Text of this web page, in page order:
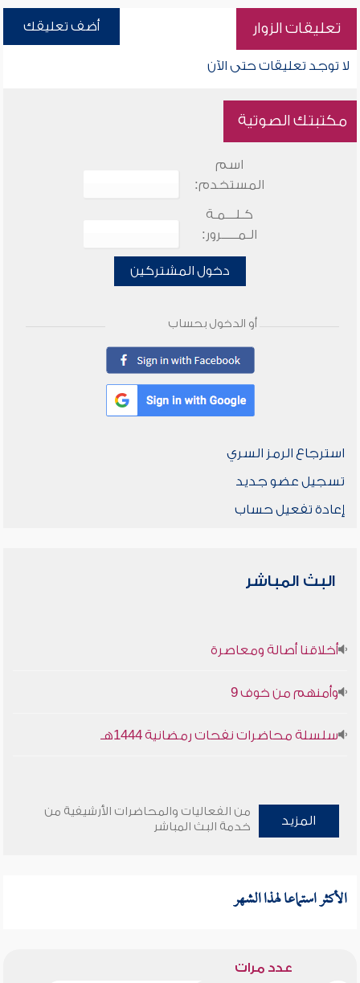
تعليقات الزوار أضف تعليقك
لا توجد تعليقات حتى الآن
مكتبتك الصوتية
اسم
المستخدم:
كـلـــمـة
الـمـــــرور:
دخول المشتركين
أو الدخول بحساب
استرجاع الرمز السري
تسجيل عضو جديد
إعادة تفعيل حساب
البث المباشر
أخلاقنا أصالة ومعاصرة
وأمنهم من خوف 9
سلسلة محاضرات نفحات رمضانية 1444هـ
المزيد
من الفعاليات والمحاضرات الأرشيفية من
خدمة البث المباشر
الأكثر استماعا لهذا الشهر
عدد مرات